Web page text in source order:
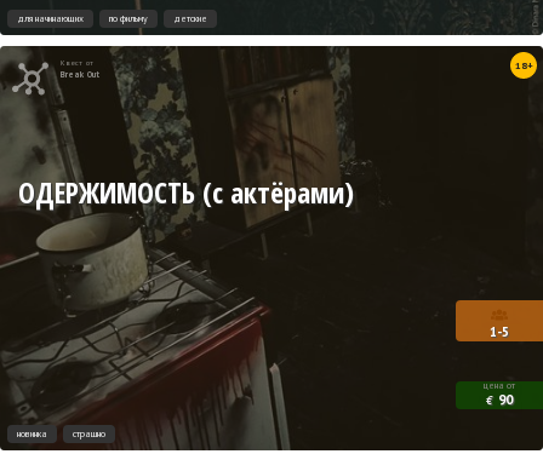
для начинающих по фильму детские
Квест от
Break Out
18+
1-5
цена от
€ 90
ОДЕРЖИМОСТЬ (с актёрами)
новинка страшно